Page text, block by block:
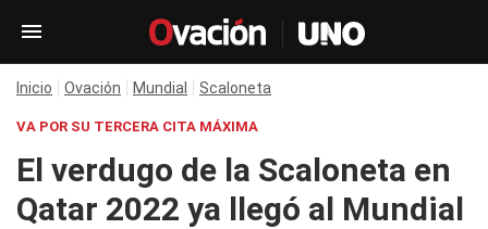
Inicio Ovación Mundial Scaloneta
VA POR SU TERCERA CITA MÁXIMA
El verdugo de la Scaloneta en
Qatar 2022 ya llegó al Mundial